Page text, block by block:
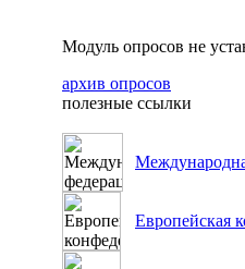
Модуль опросов не
архив опросов
полезные ссылки
Европейская